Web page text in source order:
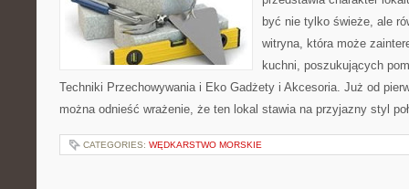
być nie tylko świeże, ale
witryna, która może
kuchni, poszukujących
Techniki Przechowywania i Eko Gadżety i Akcesoria. Już od
można odnieść wrażenie, że ten lokal stawia na przyjazny styl
CATEGORIES: WĘDKARSTWO MORSKIE